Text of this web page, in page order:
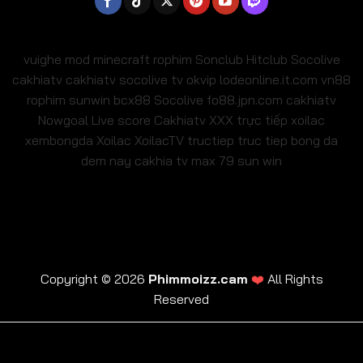
vuighe mod minecraft rophim Sonclub Hitclub Socolive
cakhiatv cakhiatv socolive tv okvip lodeonline.it.com vn88
rophim sunwin bcx88 Socolive fo88.jpn.com cakhiatv
Nowgoal Live score Cakhiatv XXX trực tiếp xoilac
xembongda Xoilac XoilacTV tructiep truc tiep bong da
dem nay cakhia tv max 79 sun win
Copyright © 2026 Phimmoizz.cam ❤️All Rights
Reserved